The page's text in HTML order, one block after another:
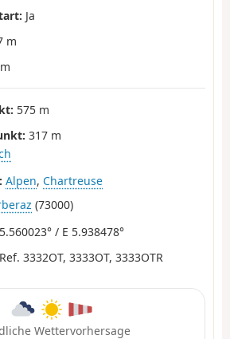
Ja
m
575 m
317 m
Alpen, Chartreuse
(73000)
/ E 5.938478°
Ref. 3332OT, 3333OT, 3333OTR
Wettervorhersage